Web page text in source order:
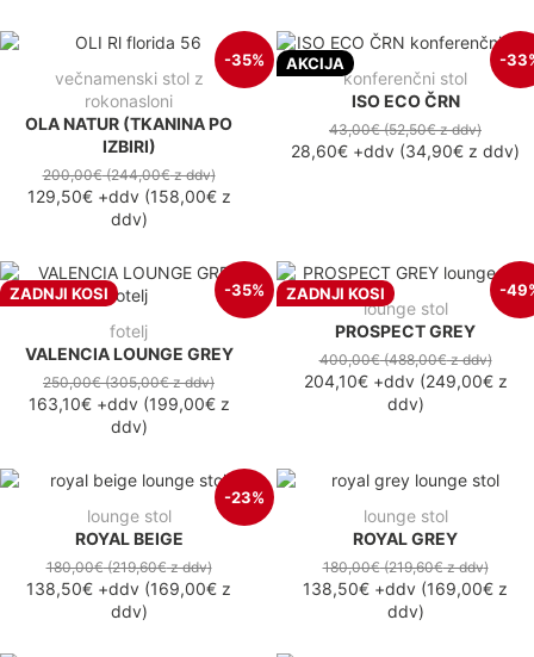
-35%
večnamenski stol z
rokonasloni
OLA NATUR (TKANINA PO
IZBIRI)
200,00€(244,00€z ddv)
129,50€+ddv(158,00€z
ddv)
AKCIJA -
konferenčni stol
ISO ECO ČRN
43,00€(52,50€z ddv)
28,60€ +ddv (34,90€ z ddv)
ZADNJI KOSI -35%
fotelj
VALENCIA LOUNGE GREY
250,00€(305,00€z ddv)
163,10€+ddv(199,00€z
ddv)
ZADNJI KOSI -
lounge stol
PROSPECT GREY
400,00€(488,00€z ddv)
204,10€+ddv(249,00€z
ddv)
-23%
lounge stol
ROYAL BEIGE
180,00€(219,60€z ddv)
138,50€ +ddv (169,00€ z
ddv)
lounge stol
ROYAL GREY
180,00€(219,60€z ddv)
138,50€ +ddv (169,00€ z
ddv)